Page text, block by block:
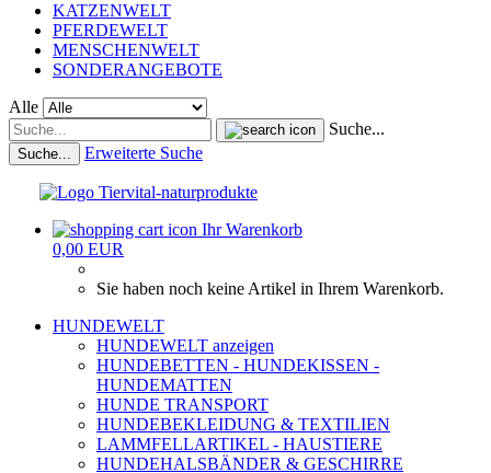
KATZENWELT
PFERDEWELT
MENSCHENWELT
SONDERANGEBOTE
Alle
Suche...
Suche... Erweiterte Suche
Ihr Warenkorb
0,00 EUR
Sie haben noch keine Artikel in Ihrem Warenkorb.
HUNDEWELT
HUNDEWELT anzeigen
HUNDEBETTEN - HUNDEKISSEN -
HUNDEMATTEN
HUNDE TRANSPORT
HUNDEBEKLEIDUNG & TEXTILIEN
LAMMFELLARTIKEL - HAUSTIERE
HUNDEHALSBÄNDER & GESCHIRRE